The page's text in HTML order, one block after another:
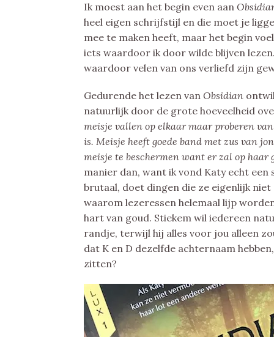
Ik moest aan het begin even aan
heel eigen schrijfstijl en die moet je
mee te maken heeft, maar het begin
iets waardoor ik door wilde blijven
waardoor velen van ons verliefd zijn
Gedurende het lezen van Obsidian
natuurlijk door de grote hoeveelheid
meisje vallen op elkaar maar proberen
is. Meisje heeft goede band met zus van
meisje te beschermen want er zal op haar
manier dan, want ik vond Katy echt een
brutaal, doet dingen die ze eigenlijk
waarom lezeressen helemaal lijp
hart van goud. Stiekem wil iedereen
randje, terwijl hij alles voor jou alleen
dat K en D dezelfde achternaam
zitten?